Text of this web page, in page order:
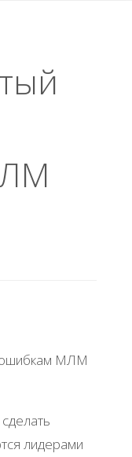
лидерами